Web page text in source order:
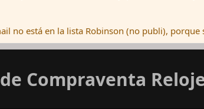
no está en la lista Robinson (no publi), porque
Compraventa